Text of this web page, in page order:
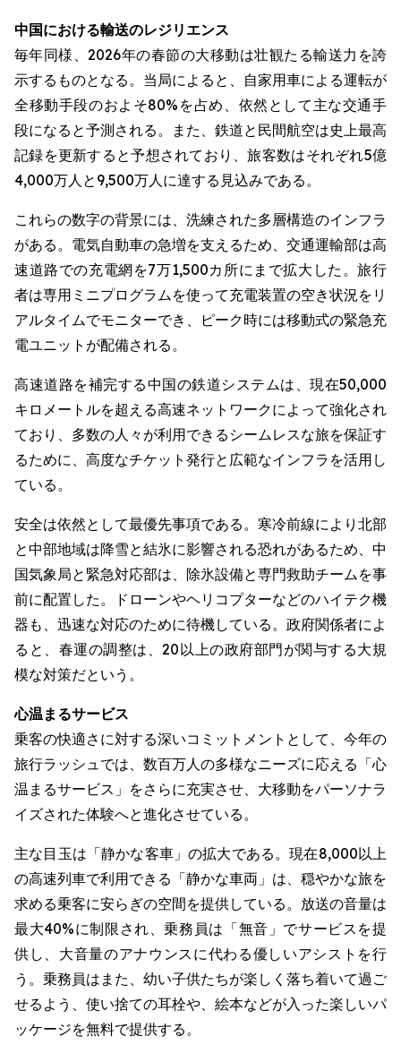
中国における輸送のレジリエンス
毎年同様、2026年の春節の大移動は壮観たる輸送力を誇
示するものとなる。当局によると、自家用車による運転が
全移動手段のおよそ80%を占め、依然として主な交通手
段になると予測される。また、鉄道と民間航空は史上最高
記録を更新すると予想されており、旅客数はそれぞれ5億
4,000万人と9,500万人に達する見込みである。
これらの数字の背景には、洗練された多層構造のインフラ
がある。電気自動車の急増を支えるため、交通運輸部は高
速道路での充電網を7万1,500カ所にまで拡大した。旅行
者は専用ミニプログラムを使って充電装置の空き状況をリ
アルタイムでモニターでき、ピーク時には移動式の緊急充
電ユニットが配備される。
高速道路を補完する中国の鉄道システムは、現在50,000
キロメートルを超える高速ネットワークによって強化され
ており、多数の人々が利用できるシームレスな旅を保証す
るために、高度なチケット発行と広範なインフラを活用し
ている。
安全は依然として最優先事項である。寒冷前線により北部
と中部地域は降雪と結氷に影響される恐れがあるため、中
国気象局と緊急対応部は、除氷設備と専門救助チームを事
前に配置した。ドローンやヘリコプターなどのハイテク機
器も、迅速な対応のために待機している。政府関係者によ
ると、春運の調整は、20以上の政府部門が関与する大規
模な対策だという。
心温まるサービス
乗客の快適さに対する深いコミットメントとして、今年の
旅行ラッシュでは、数百万人の多様なニーズに応える「心
温まるサービス」をさらに充実させ、大移動をパーソナラ
イズされた体験へと進化させている。
主な目玉は「静かな客車」の拡大である。現在8,000以上
の高速列車で利用できる「静かな車両」は、穏やかな旅を
求める乗客に安らぎの空間を提供している。放送の音量は
最大40%に制限され、乗務員は「無音」でサービスを提
供し、大音量のアナウンスに代わる優しいアシストを行
う。乗務員はまた、幼い子供たちが楽しく落ち着いて過ご
せるよう、使い捨ての耳栓や、絵本などが入った楽しいパ
ッケージを無料で提供する。